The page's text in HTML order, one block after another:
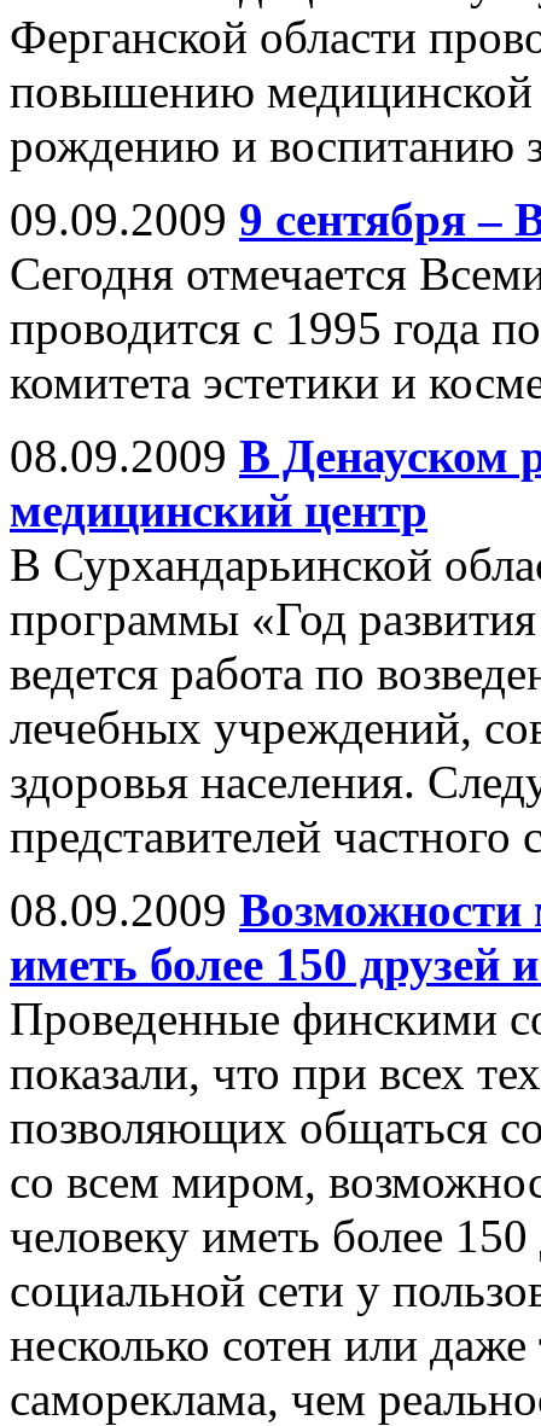
Ферганской области
повышению медицинской
рождению и воспитанию
09.09.2009 9 сентября –
Сегодня отмечается
проводится с 1995 года
комитета эстетики и
08.09.2009 В Денауском
медицинский центр
В Сурхандарьинской
программы «Год развития
ведется работа по
лечебных учреждений,
здоровья населения.
представителей частного
08.09.2009 Возможности
иметь более 150 друзей
Проведенные финскими
показали, что при всех
позволяющих общаться
со всем миром,
человеку иметь более
социальной сети у
несколько сотен или
самореклама, чем